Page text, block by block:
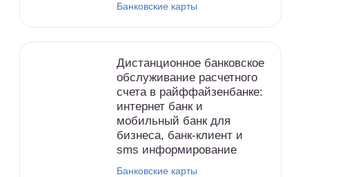
Банковские карты
Дистанционное банковское
обслуживание расчетного
счета в райффайзенбанке:
интернет банк и
мобильный банк для
бизнеса, банк-клиент и
sms информирование
Банковские карты